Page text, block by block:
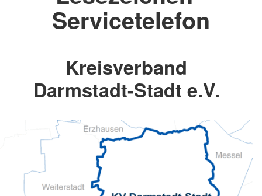
Servicetelefon
Kreisverband
Darmstadt-Stadt e.V.